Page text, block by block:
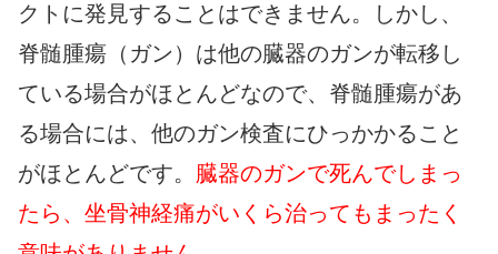
クトに発見することはできません。しかし、
脊髄腫瘍（ガン）は他の臓器のガンが転移し
ている場合がほとんどなので、脊髄腫瘍があ
る場合には、他のガン検査にひっかかること
がほとんどです。 臓器のガンで死んでしまっ
たら、坐骨神経痛がいくら治ってもまったく